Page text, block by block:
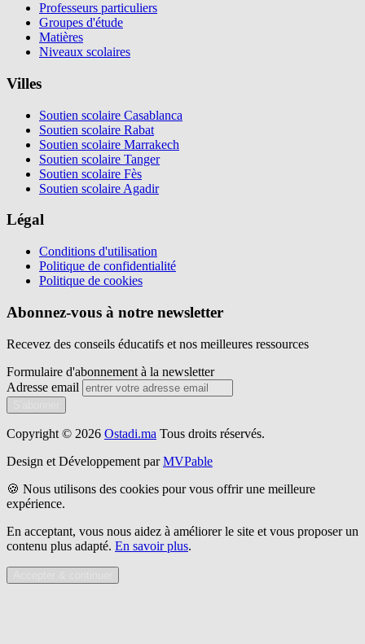
Professeurs particuliers
Groupes d'étude
Matières
Niveaux scolaires
Villes
Soutien scolaire Casablanca
Soutien scolaire Rabat
Soutien scolaire Marrakech
Soutien scolaire Tanger
Soutien scolaire Fès
Soutien scolaire Agadir
Légal
Conditions d'utilisation
Politique de confidentialité
Politique de cookies
Abonnez-vous à notre newsletter
Recevez des conseils éducatifs et nos meilleures ressources
Formulaire d'abonnement à la newsletter
Adresse email
Copyright © 2026 Ostadi.ma Tous droits réservés.
Design et Développement par MVPable
🍪 Nous utilisons des cookies pour vous offrir une meilleure
expérience.
En acceptant, vous nous aidez à améliorer le site et vous proposer un
contenu plus adapté. En savoir plus.